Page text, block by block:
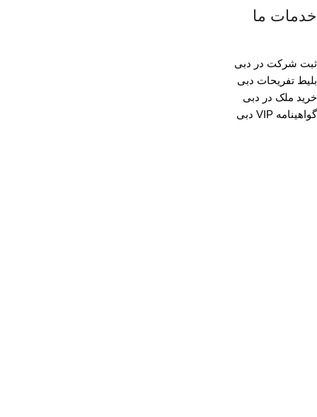
خدمات ما
ثبت شرکت در دبی
بلیط تفریحات دبی
خرید ملک در دبی
گواهینامه VIP دبی